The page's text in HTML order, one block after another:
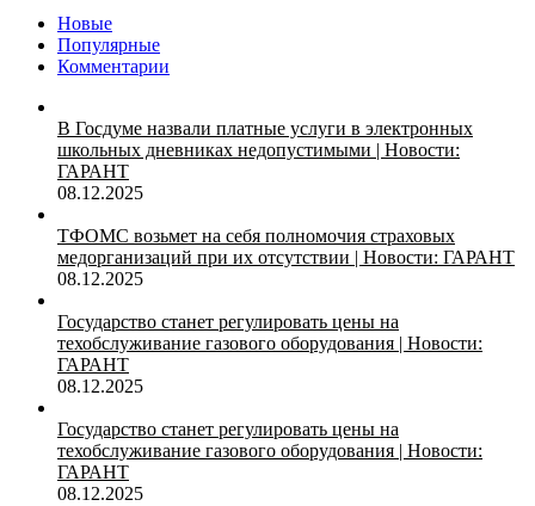
Новые
Популярные
Комментарии
В Госдуме назвали платные услуги в электронных
школьных дневниках недопустимыми | Новости:
ГАРАНТ
08.12.2025
ТФОМС возьмет на себя полномочия страховых
медорганизаций при их отсутствии | Новости: ГАРАНТ
08.12.2025
Государство станет регулировать цены на
техобслуживание газового оборудования | Новости:
ГАРАНТ
08.12.2025
Государство станет регулировать цены на
техобслуживание газового оборудования | Новости:
ГАРАНТ
08.12.2025